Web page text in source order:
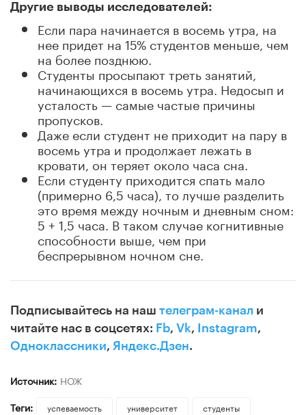
Другие выводы исследователей:
Если пара начинается в восемь утра, на
нее придет на 15% студентов меньше, чем
на более позднюю.
Студенты просыпают треть занятий,
начинающихся в восемь утра. Недосып и
усталость — самые частые причины
пропусков.
Даже если студент не приходит на пару в
восемь утра и продолжает лежать в
кровати, он теряет около часа сна.
Если студенту приходится спать мало
(примерно 6,5 часа), то лучше разделить
это время между ночным и дневным сном:
5 + 1,5 часа. В таком случае когнитивные
способности выше, чем при
беспрерывном ночном сне.
Подписывайтесь на наш телеграм-канал и
читайте нас в соцсетях: Fb, Vk, Instagram,
Одноклассники, Яндекс.Дзен.
Источник: НОЖ
Теги:
успеваемость университет
студенты